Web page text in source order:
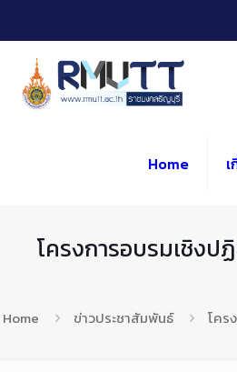
to
Content
Home
โครงการอบรมเชิงป
Home ข่าวประชาสัมพันธ์ โคร